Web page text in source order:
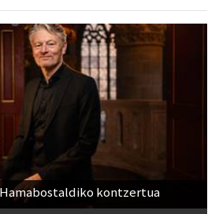
kontzertua